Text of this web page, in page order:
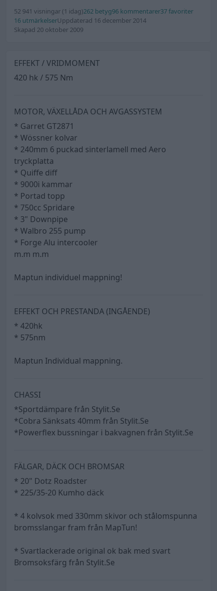
52 941 visningar (1 idag)262 betyg96 kommentarer37 favoriter
16 utmärkelserUppdaterad 16 december 2014
Skapad 20 oktober 2009
EFFEKT / VRIDMOMENT
420 hk / 575 Nm
MOTOR, VÄXELLÅDA OCH AVGASSYSTEM
* Garret GT2871
* Wössner kolvar
* 240mm 6 puckad sinterlamell med Aero
tryckplatta
* Quiffe diff
* 9000i kammar
* Portad topp
* 750cc Spridare
* 3" Downpipe
* Walbro 255 pump
* Forge Alu intercooler
m.m m.m
Maptun individuel mappning!
EFFEKT OCH PRESTANDA (INGÅENDE)
* 420hk
* 575nm
Maptun Individual mappning.
CHASSI
*Sportdämpare från Stylit.Se
*Cobra Sänksats 40mm från Stylit.Se
*Powerflex bussningar i bakvagnen från Stylit.Se
FÄLGAR, DÄCK OCH BROMSAR
* 20" Dotz Roadster
* 225/35-20 Kumho däck
* 4 kolvsok med 330mm skivor och stålomspunna
bromsslangar fram från MapTun!
* Svartlackerade original ok bak med svart
Bromsoksfärg från Stylit.Se